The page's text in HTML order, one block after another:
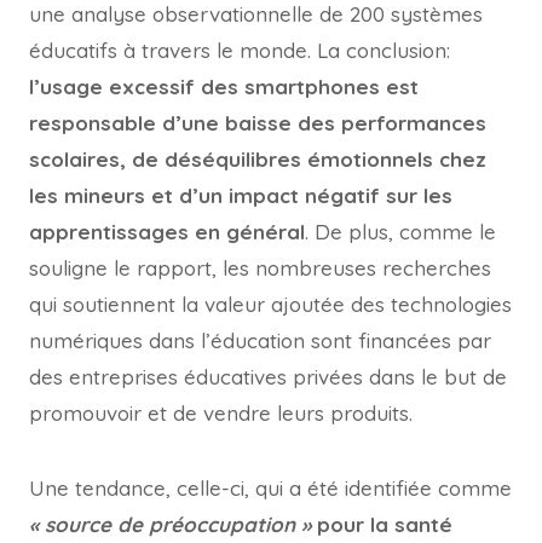
une analyse observationnelle de 200 systèmes
éducatifs à travers le monde. La conclusion:
l’usage excessif des smartphones est
responsable d’une baisse des performances
scolaires, de déséquilibres émotionnels chez
les mineurs et d’un impact négatif sur les
apprentissages en général. De plus, comme le
souligne le rapport, les nombreuses recherches
qui soutiennent la valeur ajoutée des technologies
numériques dans l’éducation sont financées par
des entreprises éducatives privées dans le but de
promouvoir et de vendre leurs produits.
Une tendance, celle-ci, qui a été identifiée comme
« source de préoccupation »pour la santé